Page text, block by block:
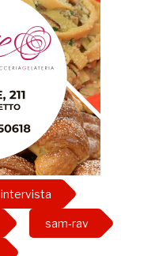
franco fedeli
intervista
sam-rav